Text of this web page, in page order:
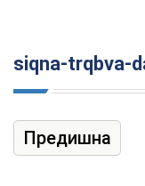
siqna-trqbva-
Предишна